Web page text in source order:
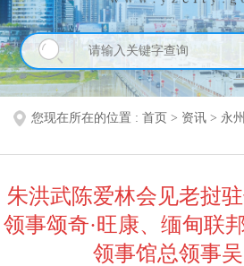
您现在所在的位置 : 首页 > 资讯 > 永
朱洪武陈爱林会见老挝
领事颂奇·旺康、缅甸联
领事馆总领事